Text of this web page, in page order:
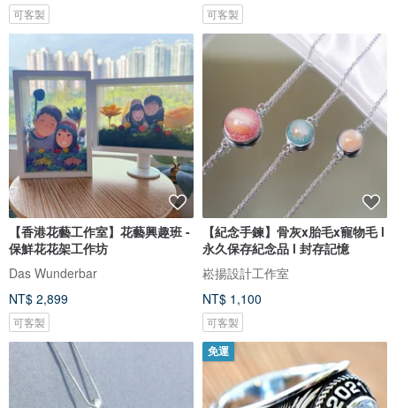
可客製 可客製
【香港花藝工作室】花藝興趣班 -
保鮮花花架工作坊
Das Wunderbar
NT$ 2,899
可客製
【紀念手鍊】骨灰x胎毛x寵物毛 l
永久保存紀念品 l 封存記憶
崧揚設計工作室
NT$ 1,100
可客製
免運